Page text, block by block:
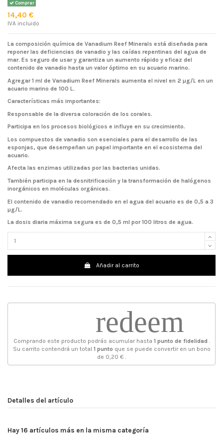
Comprar
14,40 €
IVA incluido
La composición química de Vanadium Reef Minerals está diseñada para
reponer las deficiencias de vanadio y las caídas repentinas del agua de
mar. Es seguro de usar y garantiza un aumento rápido y eficaz del
contenido de vanadio hasta un valor óptimo en su acuario marino.
Agregar 1 ml de Vanadium Reef Minerals aumenta el nivel en 2 µg/L en un
acuario marino de 100 L.
Características más importantes:
Responsable de la diversa coloración de los corales.
Participa en los procesos biológicos e influye en su crecimiento.
Los compuestos de vanadio son esenciales para el desarrollo de las
esponjas, que desempeñan un papel importante en el ecosistema del
acuario.
Afecta las enzimas utilizadas por las bacterias unidas.
También participa en la desnitrificación y la transformación de halógenos
inorgánicos en moléculas orgánicas.
El contenido de vanadio recomendado en el agua del acuario es de 0,5 a 3
µg/L.
La dosis diaria máxima segura es de 0,5 ml por 100 litros de agua.
Añadir al carrito
redeem
Comprando este producto podrás acumular hasta 1 punto de fidelidad .
Su carrito contendrá un total 1 punto que se puede convertir en un bono
de 0,20 € .
Detalles del artículo
Hay 16 artículos más en la misma categoría